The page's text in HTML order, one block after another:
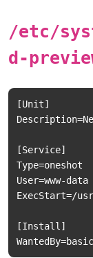
/etc/
d-
[Unit]
[Service]
Type=oneshot
User=www-data
ExecStart=/
[Install]